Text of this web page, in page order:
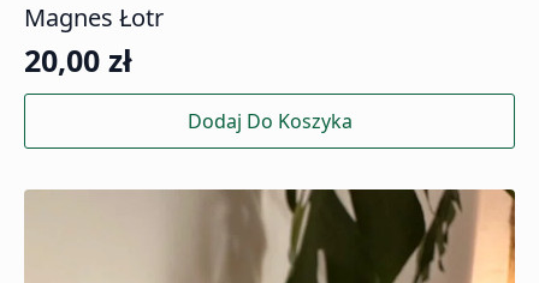
Magnes Łotr
20,00 zł
Dodaj Do Koszyka